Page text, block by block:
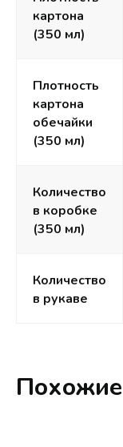
картона
(350 мл)
Плотность
картона
обечайки
(350 мл)
Количество
в коробке
(350 мл)
Количество
в рукаве